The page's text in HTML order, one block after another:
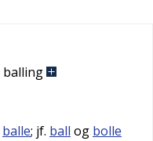
balling
balle; jf. ball og bolle